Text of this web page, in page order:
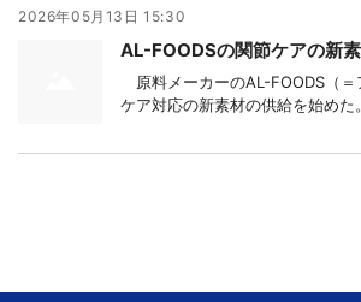
2026年05月13日 15:30
原料メーカーのAL-FOODS（＝
ケア対応の新素材の供給を始めた
を発揮するには高配合する必要